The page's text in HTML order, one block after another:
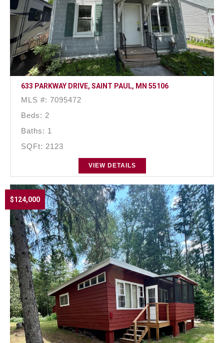
633 PARKWAY DRIVE, SAINT PAUL, MN 55106
MLS #: 7095472
Beds: 2
Baths: 1
SQFt: 2123
VIEW DETAILS
$124,000